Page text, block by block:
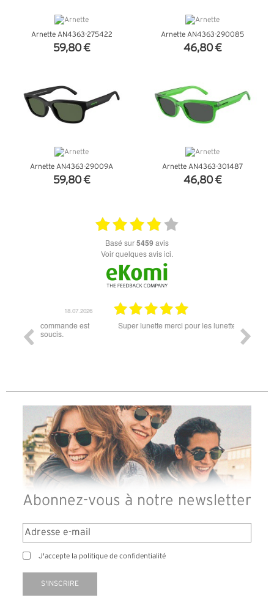
Arnette AN4363-275422
59,80 €
Arnette AN4363-290085
46,80 €
Arnette AN4363-29009A
59,80 €
Arnette AN4363-301487
46,80 €
basé sur5459 avis
Voir quelques avis ici.
Super lunette merci pour les lunettes pour l'éclipse
Abonnez-vous à notre newsletter
J'accepte la politique de confidentialité
S'INSCRIRE